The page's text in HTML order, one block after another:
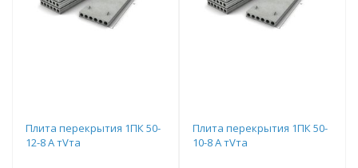
Плита перекрытия 1ПК 50-
12-8 А тVта
Плита перекрытия 1ПК 50-
10-8 А тVта